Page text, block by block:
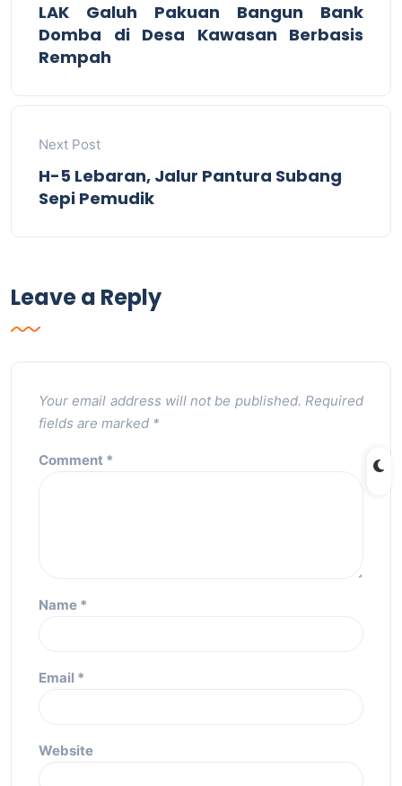
LAK Galuh Pakuan Bangun Bank
Domba di Desa Kawasan Berbasis
Rempah
Next Post
H-5 Lebaran, Jalur Pantura Subang
Sepi Pemudik
Leave a Reply
Your email address will not be published. Required
fields are marked *
Comment *
Name *
Email *
Website